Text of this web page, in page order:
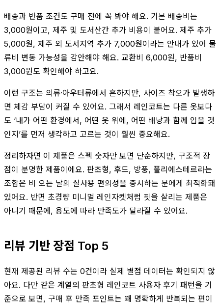
배송과 반품 조건도 구매 전에 꼭 봐야 해요. 기본 배송비는
3,000원이고, 제주 및 도서산간 추가 비용이 붙어요. 제주 추가
5,000원, 제주 외 도서지역 추가 7,000원이라는 안내가 있어 물
류비 변동 가능성을 감안해야 해요. 교환비 6,000원, 반품비
3,000원도 확인해야 하고요.
이런 구조는 의류·아우터류에서 흔하지만, 사이즈 착오가 발생하
면 체감 부담이 커질 수 있어요. 그래서 레인코트는 다른 옷보다
도 ‘내가 어떤 환경에서, 어떤 옷 위에, 어떤 배낭과 함께 입을 것
인지’를 먼저 생각하고 고르는 것이 훨씬 중요해요.
정리하자면 이 제품은 스펙 숫자만 보면 단순하지만, 구조적 장
점이 분명한 제품이에요. 판초형, 후드, 방풍, 폴리에스테르라는
조합은 비 오는 날의 실사용 편의성을 중시하는 분에게 최적화돼
있어요. 반면 초경량 미니멀 레인자켓처럼 핏을 살리는 제품은
아니기 때문에, 용도에 따라 만족도가 달라질 수 있어요.
리뷰 기반 장점 Top 5
현재 제공된 리뷰 수는 0건이라 실제 별점 데이터는 확인되지 않
아요. 다만 같은 계열의 판초형 레인코트 사용자 후기 패턴을 기
준으로 보면, 구매 후 만족 포인트는 꽤 명확하게 반복되는 편이